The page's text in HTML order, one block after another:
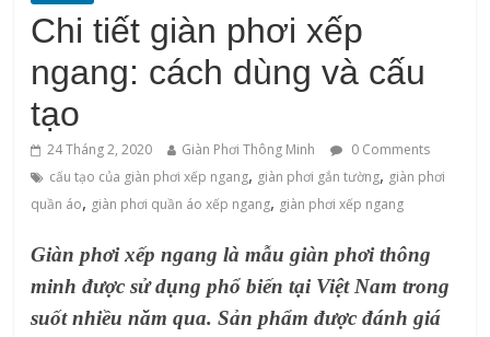
Chi tiết giàn phơi xếp
ngang: cách dùng và cấu
tạo
24 Tháng 2, 2020 Giàn Phơi Thông Minh
0 Comments
cấu tạo của giàn phơi xếp ngang, giàn phơi gắn tường, giàn phơi
quần áo, giàn phơi quần áo xếp ngang, giàn phơi xếp ngang
Giàn phơi xếp nganglà mẫu giàn phơi thông
minh được sử dụng phổ biến tại Việt Nam trong
suốt nhiều năm qua. Sản phẩm được đánh giá